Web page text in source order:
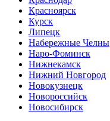
Красноярск
Курск
Липецк
Набережные Челны
Наро-Фоминск
Нижнекамск
Нижний Новгород
Новокузнецк
Новороссийск
Новосибирск